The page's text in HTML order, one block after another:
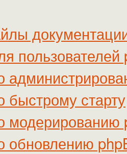
пользователей
быстрому старту
модерированию
обновлению